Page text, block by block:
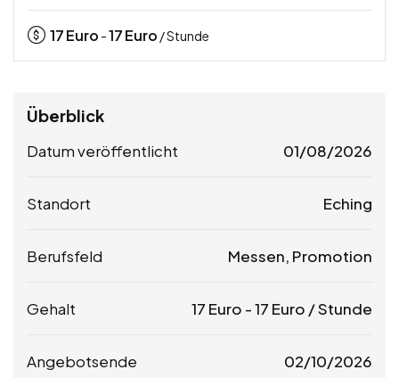
17Euro -17Euro / Stunde
Überblick
Datum veröffentlicht 01/08/2026
Standort Eching
Berufsfeld Messen, Promotion
Gehalt 17 Euro -17 Euro / Stunde
Angebotsende 02/10/2026